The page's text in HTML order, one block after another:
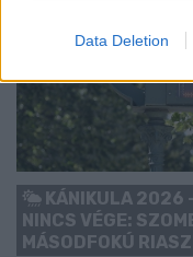
Data Deletion
KÁNIKULA 2026 -
NINCS VÉGE:
MÁSODFOKÚ